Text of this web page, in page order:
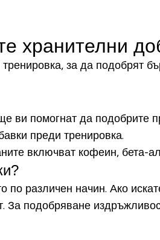
хранителни
за да подобрят
ви помогнат да подобрите
преди тренировка.
включват кофеин, бета-
различен начин. Ако
подобряване